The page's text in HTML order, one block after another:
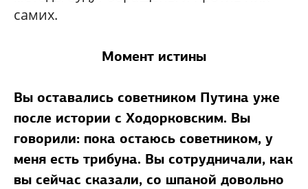
самих.
Момент истины
Вы оставались советником Путина уже
после истории с Ходорковским. Вы
говорили: пока остаюсь советником, у
меня есть трибуна. Вы сотрудничали, как
вы сейчас сказали, со шпаной довольно